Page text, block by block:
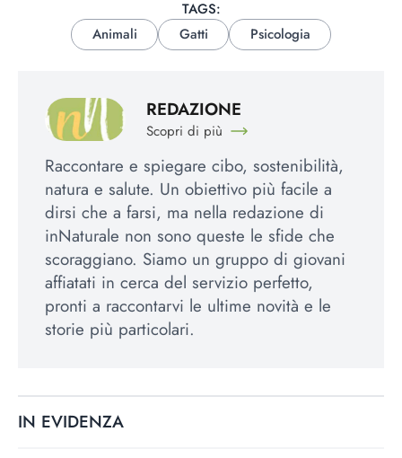
TAGS:
Animali
Gatti Psicologia
REDAZIONE
Scopri di più
Raccontare e spiegare cibo, sostenibilità,
natura e salute. Un obiettivo più facile a
dirsi che a farsi, ma nella redazione di
inNaturale non sono queste le sfide che
scoraggiano. Siamo un gruppo di giovani
affiatati in cerca del servizio perfetto,
pronti a raccontarvi le ultime novità e le
storie più particolari.
IN EVIDENZA